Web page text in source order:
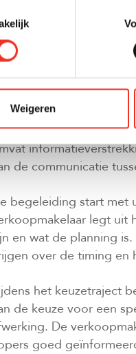
Weigeren
hij tussen
badkamers en keukens
BEGELEIDT EEN
Een verkoopmakelaar
van
de communicatie
begeleiding start met
legt uit
en wat de planning
over de timing en
het keuzetraject
de keuze voor een
De
goed